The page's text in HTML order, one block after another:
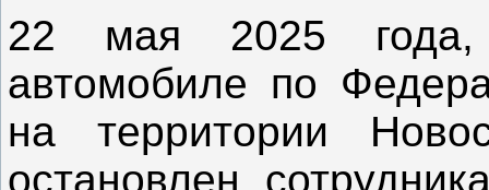
22 мая 2025 года,
автомобиле по
на территории
остановлен